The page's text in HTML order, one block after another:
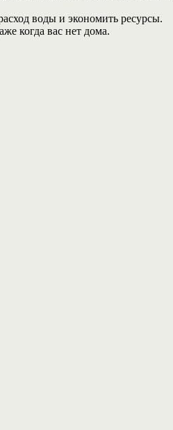
воды и экономить ресурсы.
когда вас нет дома.